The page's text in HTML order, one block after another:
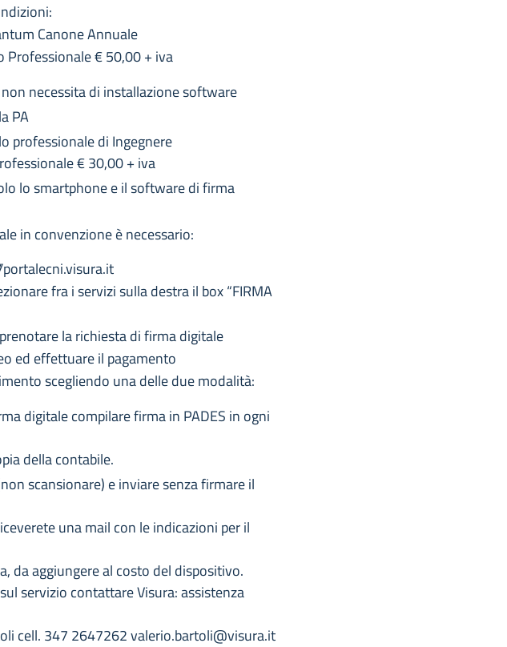
Canone Annuale
Professionale € 50,00 + iva
necessita di installazione software
PA
professionale di Ingegnere
€ 30,00 + iva
lo smartphone e il software di firma
in convenzione è necessario:
fra i servizi sulla destra il box “FIRMA
prenotare la richiesta di firma digitale
ed effettuare il pagamento
scegliendo una delle due modalità:
digitale compilare firma in PADES in ogni
della contabile.
scansionare) e inviare senza firmare il
una mail con le indicazioni per il
da aggiungere al costo del dispositivo.
servizio contattare Visura: assistenza
cell. 347 2647262 valerio.bartoli@visura.it